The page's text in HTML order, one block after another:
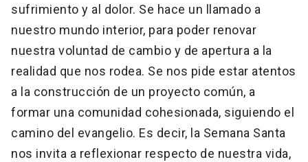
sufrimiento y al dolor. Se hace un llamado a
nuestro mundo interior, para poder renovar
nuestra voluntad de cambio y de apertura a la
realidad que nos rodea. Se nos pide estar atentos
a la construcción de un proyecto común, a
formar una comunidad cohesionada, siguiendo el
camino del evangelio. Es decir, la Semana Santa
nos invita a reflexionar respecto de nuestra vida,